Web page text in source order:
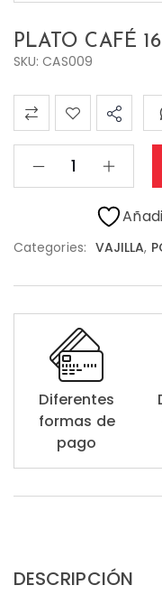
PLATO CAFÉ
SKU: CAS009
Categories: VAJILLA,
Diferentes
formas de
pago
DESCRIPCIÓN